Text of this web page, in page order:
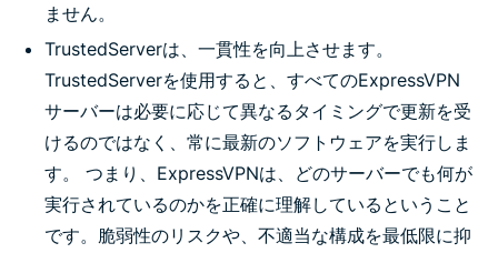
ません。
TrustedServerは、一貫性を向上させます。
TrustedServerを使用すると、すべてのExpressVPN
サーバーは必要に応じて異なるタイミングで更新を受
けるのではなく、常に最新のソフトウェアを実行しま
す。 つまり、ExpressVPNは、どのサーバーでも何が
実行されているのかを正確に理解しているということ
です。脆弱性のリスクや、不適当な構成を最低限に抑